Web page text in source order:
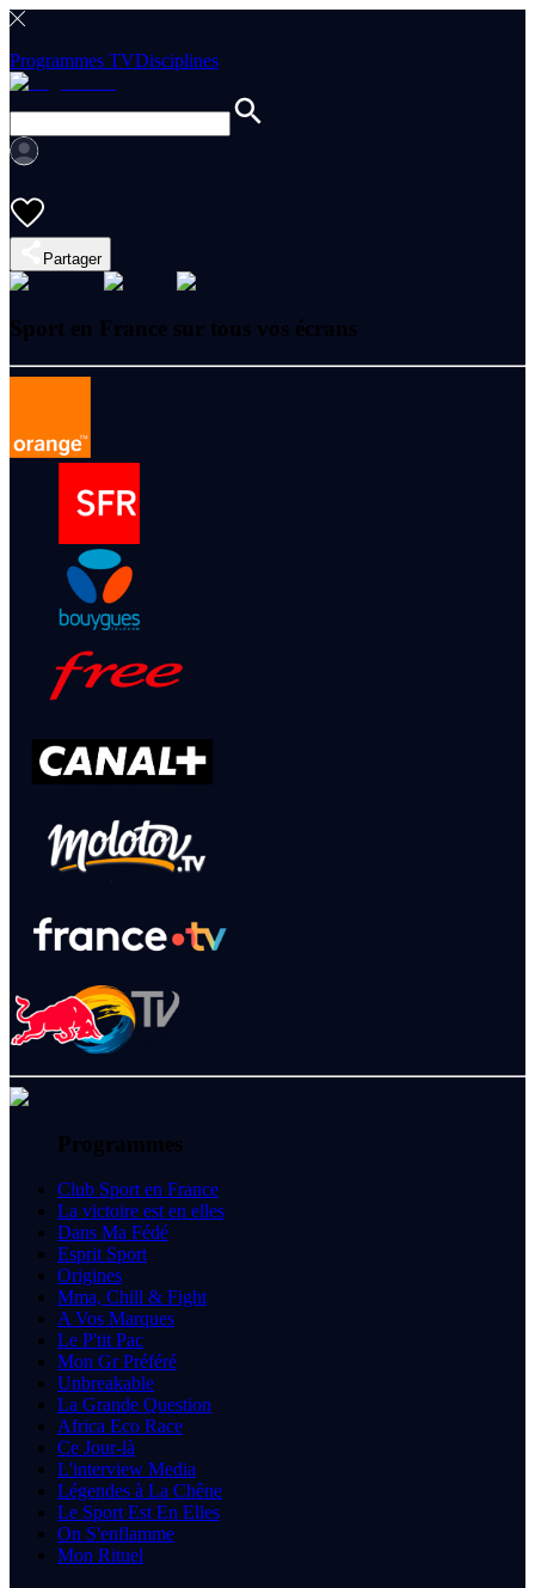
Programmes TVDisciplines
Partager
Sport en France sur tous vos écrans
Programmes
Club Sport en France
La victoire est en elles
Dans Ma Fédé
Esprit Sport
Origines
Mma, Chill & Fight
A Vos Marques
Le P'tit Pac
Mon Gr Préféré
Unbreakable
La Grande Question
Africa Eco Race
Ce Jour-là
L'interview Media
Légendes à La Chêne
Le Sport Est En Elles
On S'enflamme
Mon Rituel